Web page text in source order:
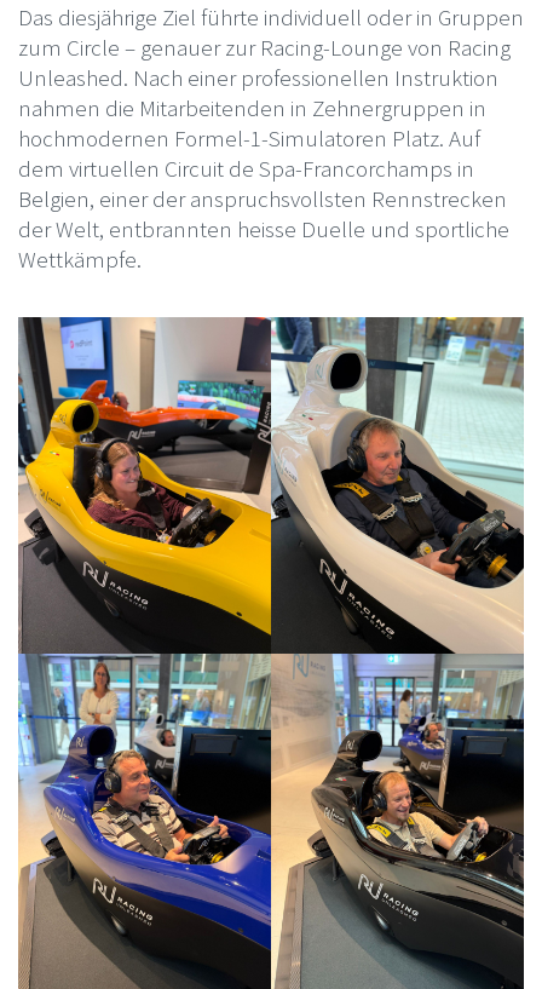
Das diesjährige Ziel führte individuell oder in Gruppen
zum Circle – genauer zur Racing-Lounge von Racing
Unleashed. Nach einer professionellen Instruktion
nahmen die Mitarbeitenden in Zehnergruppen in
hochmodernen Formel-1-Simulatoren Platz. Auf
dem virtuellen Circuit de Spa-Francorchamps in
Belgien, einer der anspruchsvollsten Rennstrecken
der Welt, entbrannten heisse Duelle und sportliche
Wettkämpfe.